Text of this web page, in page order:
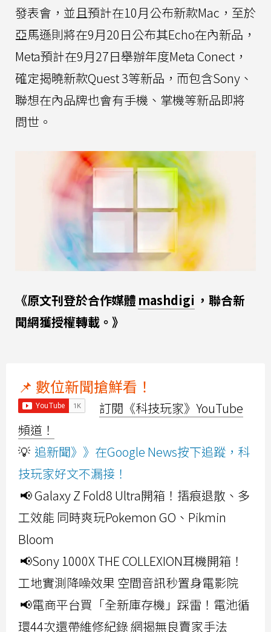
發表會，並且預計在10月公布新款Mac，至於
亞馬遜則將在9月20日公布其Echo在內新品，
Meta預計在9月27日舉辦年度Meta Conect，
確定揭曉新款Quest 3等新品，而包含Sony、
聯想在內品牌也會有手機、掌機等新品即將
問世。
《原文刊登於合作媒體 mashdigi ，聯合新
聞網獲授權轉載。》
📌 數位新聞搶鮮看！
訂閱《科技玩家》YouTube
頻道！
💡 追新聞》》在Google News按下追蹤，科
技玩家好文不漏接！
📢 Galaxy Z Fold8 Ultra開箱！摺痕退散、多
工效能 同時爽玩Pokemon GO、Pikmin
Bloom
📢Sony 1000X THE COLLEXION耳機開箱！
工地實測降噪效果 空間音訊秒置身電影院
📢電商平台買「全新庫存機」踩雷！電池循
環44次還帶維修紀錄 網揭無良賣家手法